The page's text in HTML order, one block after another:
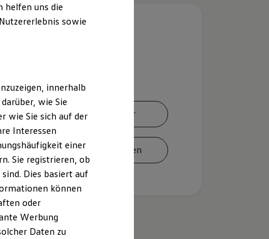
Ansprechpartner
Termin vereinbaren
helfen uns die
sowie
innerhalb
wie Sie
wie Sie sich auf der
Interessen
einer
Sie registrieren, ob
Dies basiert auf
können
oder
Werbung
Daten zu